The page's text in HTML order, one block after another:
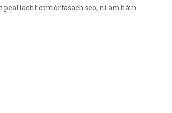
comórtasach seo, ní amháin